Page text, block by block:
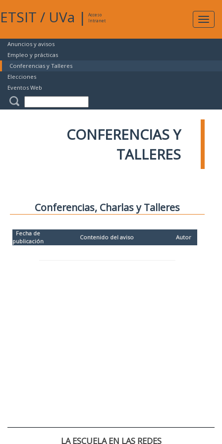
ETSIT / UVa |
Acceso
Intranet
Anuncios y avisos
Empleo y prácticas
Conferencias y Talleres
Elecciones
Eventos Web
CONFERENCIAS Y
TALLERES
Conferencias, Charlas y Talleres
Fecha de
publicación
Contenido del aviso Autor
LA ESCUELA EN LAS REDES